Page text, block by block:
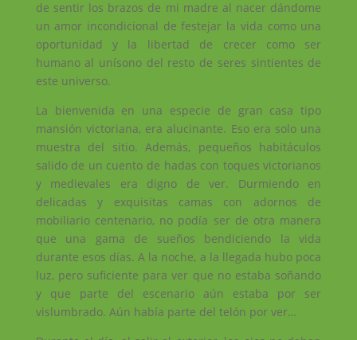
de sentir los brazos de mi madre al nacer dándome
un amor incondicional de festejar la vida como una
oportunidad y la libertad de crecer como ser
humano al unísono del resto de seres sintientes de
este universo.
La bienvenida en una especie de gran casa tipo
mansión victoriana, era alucinante. Eso era solo una
muestra del sitio. Además, pequeños habitáculos
salido de un cuento de hadas con toques victorianos
y medievales era digno de ver. Durmiendo en
delicadas y exquisitas camas con adornos de
mobiliario centenario, no podía ser de otra manera
que una gama de sueños bendiciendo la vida
durante esos días. A la noche, a la llegada hubo poca
luz, pero suficiente para ver que no estaba soñando
y que parte del escenario aún estaba por ser
vislumbrado. Aún había parte del telón por ver…